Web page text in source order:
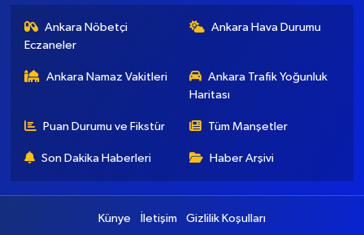
Eczaneler
Ankara Namaz Vakitleri
Ankara Trafik Yoğunluk